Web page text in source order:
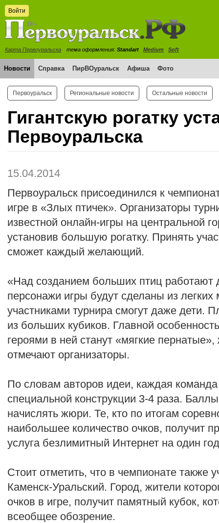
Войти
Карта Первоуральска тема оформления: Standart Medium Soft
Новости Справка ПирВОуральск Афиша Фото
Первоуральск Региональные новости Остальные новости
Гигантскую рогатку
Первоуральска
15.04.2014
Первоуральск присоединился к
игре в «Злых птичек». Организаторы
известной онлайн-игры на центральной
установив большую рогатку. Принять
сможет каждый желающий.
«Над созданием больших птиц работают
персонажи игры будут сделаны из легких
участниками турнира смогут даже дети.
из больших кубиков. Главной
героями в ней станут «мягкие
отмечают организаторы.
По словам авторов идеи, каждая
специальной конструкции 3-4 раза.
начислять жюри. Те, кто по итогам
наибольшее количество очков, получит
услуга безлимитный Интернет на один
Стоит отметить, что в чемпионате также
Каменск-Уральский. Город, жители
очков в игре, получит памятный кубок,
всеобщее обозрение.